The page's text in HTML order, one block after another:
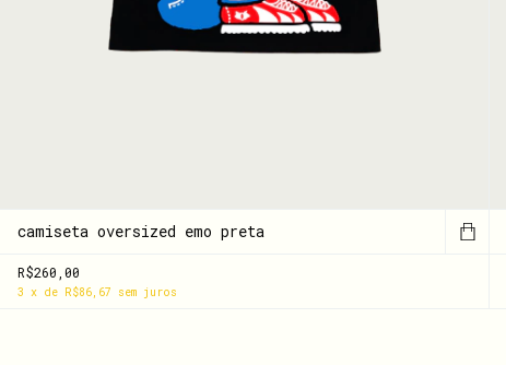
camiseta oversized emo preta
R$260,00
3 x de R$86,67 sem juros